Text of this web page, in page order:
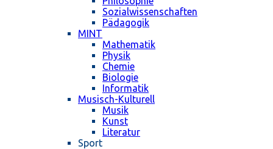
Sozialwissenschaften
Pädagogik
MINT
Mathematik
Physik
Chemie
Biologie
Informatik
Musisch-Kulturell
Musik
Kunst
Literatur
Sport